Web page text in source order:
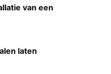
van een
laten